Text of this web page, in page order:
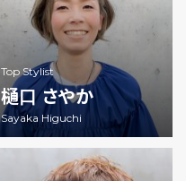
Top Stylist
樋口 さやか
Sayaka Higuchi